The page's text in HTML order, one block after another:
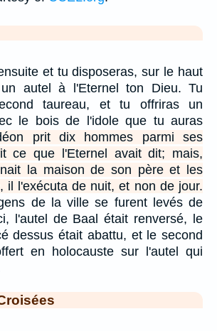
et tu disposeras, sur le haut
autel à l'Eternel ton Dieu. Tu
taureau, et tu offriras un
le bois de l'idole que tu auras
prit dix hommes parmi ses
ce que l'Eternel avait dit; mais,
la maison de son père et les
il l'exécuta de nuit, et non de jour.
de la ville se furent levés de
l'autel de Baal était renversé, le
dessus était abattu, et le second
en holocauste sur l'autel qui